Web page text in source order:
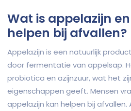
Wat is appelazijn
helpen bij afvallen?
Appelazijn is een natuurlijk
door fermentatie van appelsap.
probiotica en azijnzuur, wat het
eigenschappen geeft. Mensen
appelazijn kan helpen bij afvallen.